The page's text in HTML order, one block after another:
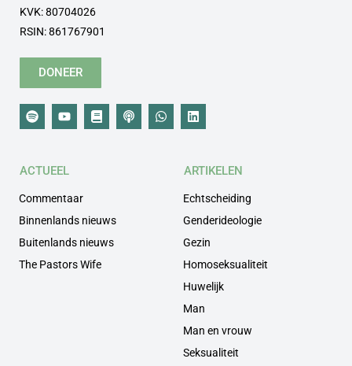
KVK: 80704026
RSIN: 861767901
DONEER
ACTUEEL
Commentaar
Binnenlands nieuws
Buitenlands nieuws
The Pastors Wife
ARTIKELEN
Echtscheiding
Genderideologie
Gezin
Homoseksualiteit
Huwelijk
Man
Man en vrouw
Seksualiteit